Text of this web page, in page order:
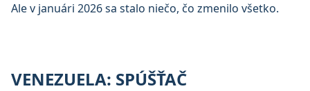
Ale v januári 2026 sa stalo niečo, čo zmenilo všetko.
VENEZUELA: SPÚŠŤAČ